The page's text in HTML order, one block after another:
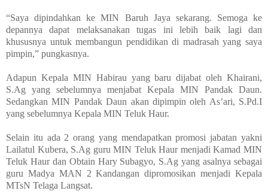
“Saya dipindahkan ke MIN Baruh Jaya sekarang. Semoga ke
depannya dapat melaksanakan tugas ini lebih baik lagi dan
khususnya untuk membangun pendidikan di madrasah yang saya
pimpin,” pungkasnya.
Adapun Kepala MIN Habirau yang baru dijabat oleh Khairani,
S.Ag yang sebelumnya menjabat Kepala MIN Pandak Daun.
Sedangkan MIN Pandak Daun akan dipimpin oleh As’ari, S.Pd.I
yang sebelumnya Kepala MIN Teluk Haur.
Selain itu ada 2 orang yang mendapatkan promosi jabatan yakni
Lailatul Kubera, S.Ag guru MIN Teluk Haur menjadi Kamad MIN
Teluk Haur dan Obtain Hary Subagyo, S.Ag yang asalnya sebagai
guru Madya MAN 2 Kandangan dipromosikan menjadi Kepala
MTsN Telaga Langsat.